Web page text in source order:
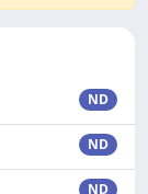
ND
ND
ND